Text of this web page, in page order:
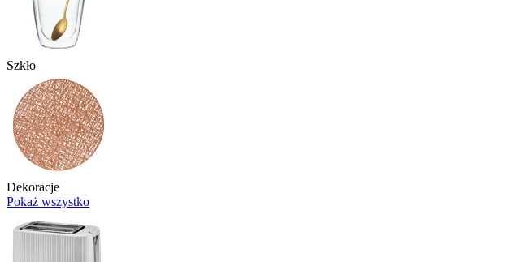
Szkło
Dekoracje
Pokaż wszystko